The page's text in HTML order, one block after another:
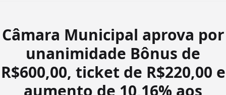
Câmara Municipal aprova por
unanimidade Bônus de
R$600,00, ticket de R$220,00 e
aumento de 10,16% aos